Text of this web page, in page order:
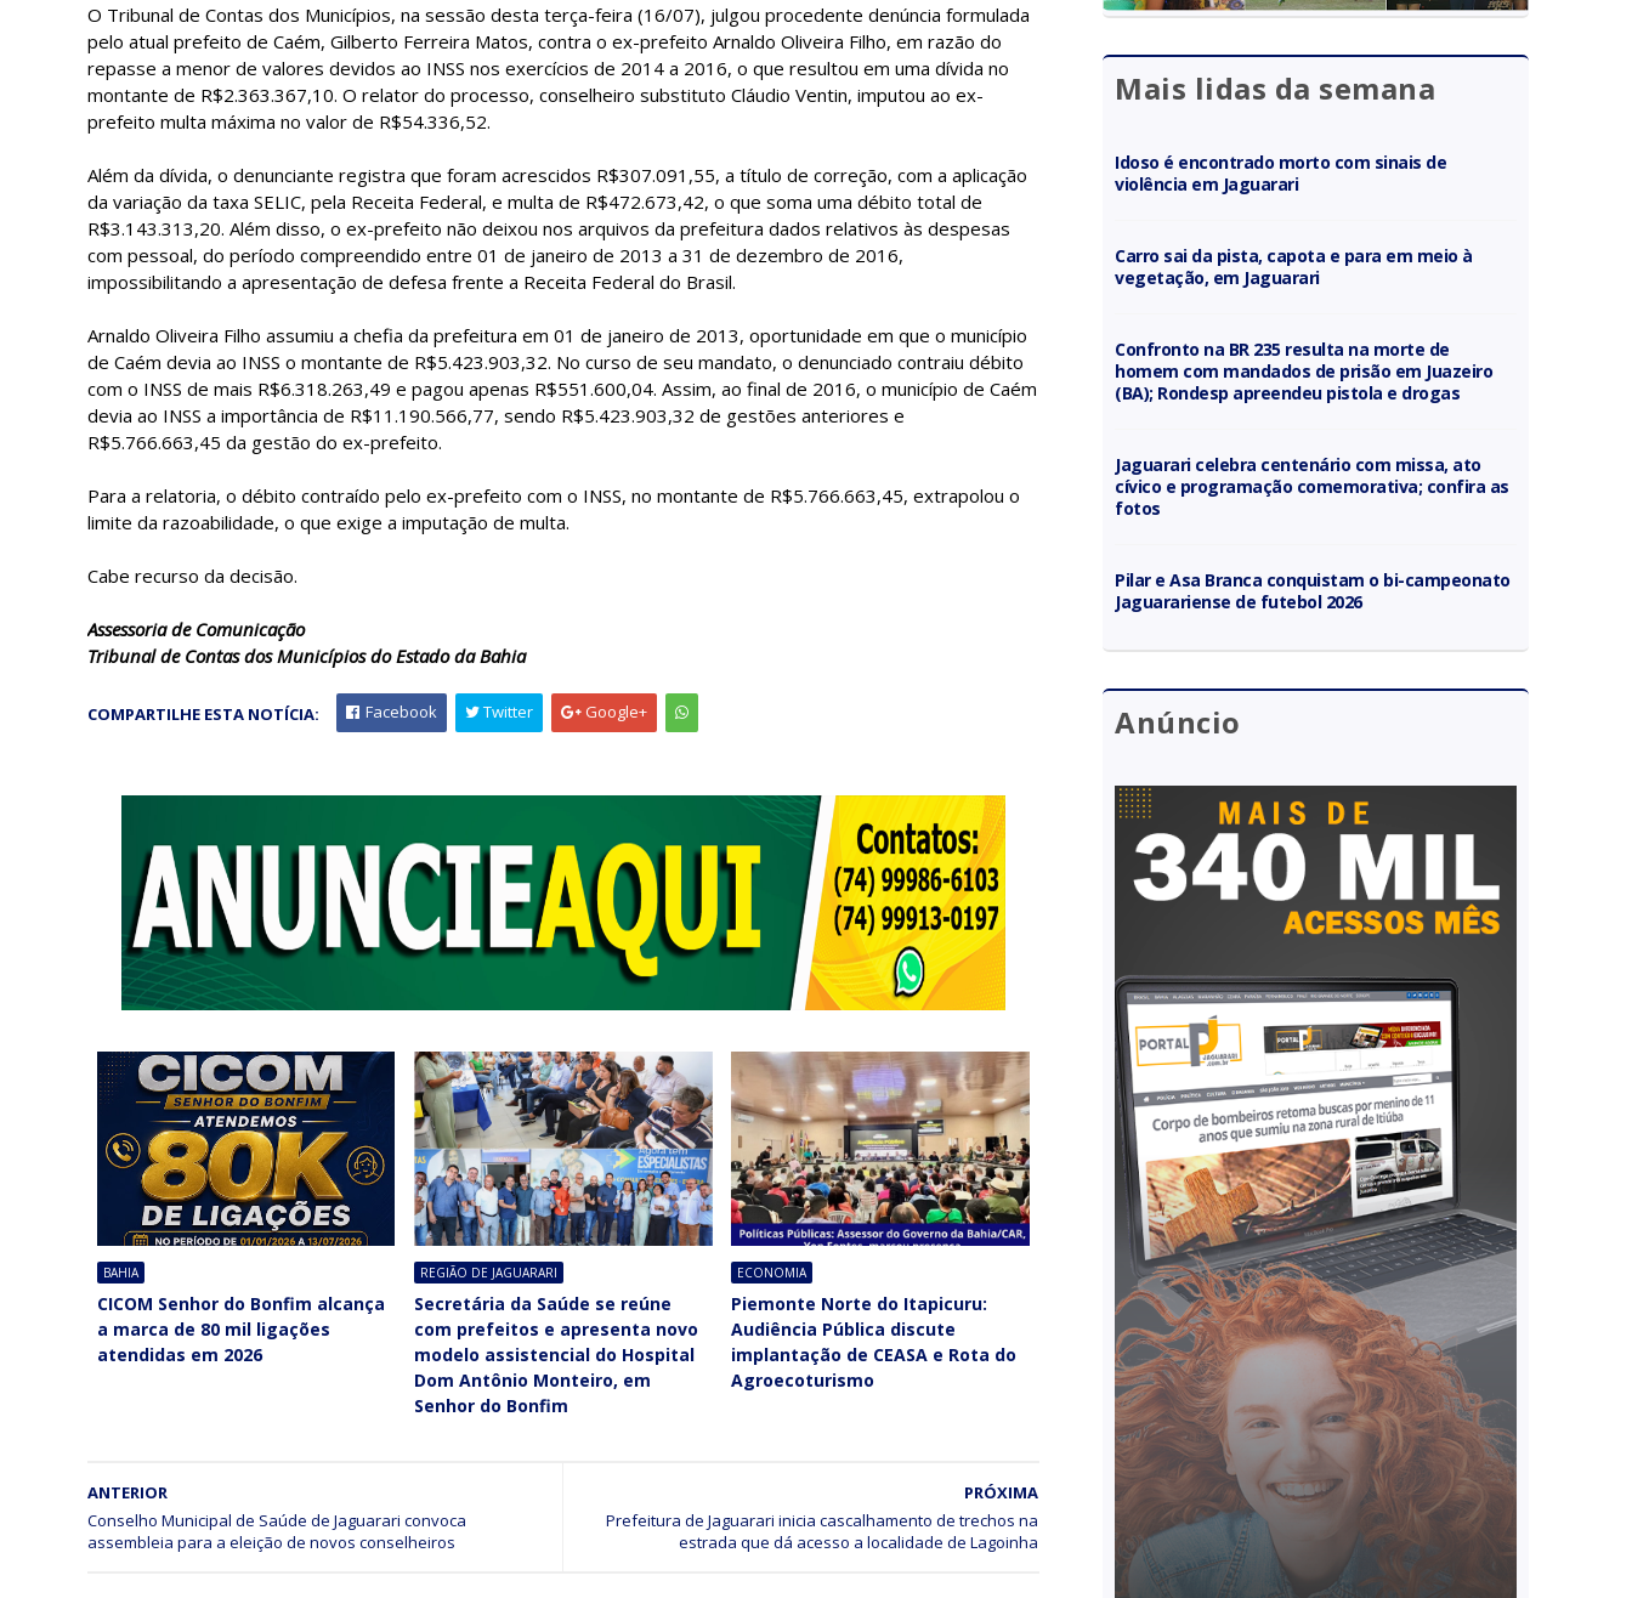
O Tribunal de Contas dos Municípios, na sessão desta terça-feira (16/07), julgou procedente denúncia formulada
pelo atual prefeito de Caém, Gilberto Ferreira Matos, contra o ex-prefeito Arnaldo Oliveira Filho, em razão do
repasse a menor de valores devidos ao INSS nos exercícios de 2014 a 2016, o que resultou em uma dívida no
montante de R$2.363.367,10. O relator do processo, conselheiro substituto Cláudio Ventin, imputou ao ex-
prefeito multa máxima no valor de R$54.336,52.
Além da dívida, o denunciante registra que foram acrescidos R$307.091,55, a título de correção, com a aplicação
da variação da taxa SELIC, pela Receita Federal, e multa de R$472.673,42, o que soma uma débito total de
R$3.143.313,20. Além disso, o ex-prefeito não deixou nos arquivos da prefeitura dados relativos às despesas
com pessoal, do período compreendido entre 01 de janeiro de 2013 a 31 de dezembro de 2016,
impossibilitando a apresentação de defesa frente a Receita Federal do Brasil.
Arnaldo Oliveira Filho assumiu a chefia da prefeitura em 01 de janeiro de 2013, oportunidade em que o município
de Caém devia ao INSS o montante de R$5.423.903,32. No curso de seu mandato, o denunciado contraiu débito
com o INSS de mais R$6.318.263,49 e pagou apenas R$551.600,04. Assim, ao final de 2016, o município de Caém
devia ao INSS a importância de R$11.190.566,77, sendo R$5.423.903,32 de gestões anteriores e
R$5.766.663,45 da gestão do ex-prefeito.
Para a relatoria, o débito contraído pelo ex-prefeito com o INSS, no montante de R$5.766.663,45, extrapolou o
limite da razoabilidade, o que exige a imputação de multa.
Cabe recurso da decisão.
Assessoria de Comunicação
Tribunal de Contas dos Municípios do Estado da Bahia
COMPARTILHE ESTA NOTÍCIA: Facebook Twitter Google+
BAHIA
CICOM Senhor do Bonfim alcança
a marca de 80 mil ligações
atendidas em 2026
REGIÃO DE JAGUARARI
Secretária da Saúde se reúne
com prefeitos e apresenta novo
modelo assistencial do Hospital
Dom Antônio Monteiro, em
Senhor do Bonfim
ECONOMIA
Piemonte Norte do Itapicuru:
Audiência Pública discute
implantação de CEASA e Rota do
Agroecoturismo
PRÓXIMA
Prefeitura de Jaguarari inicia cascalhamento de trechos na
estrada que dá acesso a localidade de Lagoinha
ANTERIOR
Conselho Municipal de Saúde de Jaguarari convoca
assembleia para a eleição de novos conselheiros
Mais lidas da semana
Idoso é encontrado morto com sinais de
violência em Jaguarari
Carro sai da pista, capota e para em meio à
vegetação, em Jaguarari
Confronto na BR 235 resulta na morte de
homem com mandados de prisão em Juazeiro
(BA); Rondesp apreendeu pistola e drogas
Jaguarari celebra centenário com missa, ato
cívico e programação comemorativa; confira as
fotos
Pilar e Asa Branca conquistam o bi-campeonato
Jaguarariense de futebol 2026
Anúncio